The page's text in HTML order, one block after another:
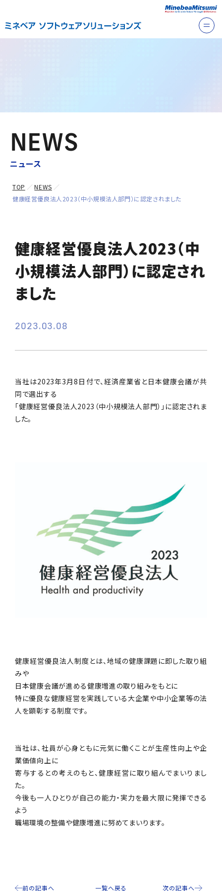
NEWS
ニュース
TOP
NEWS
健康経営優良法人2023（中小規模法人部門）に認定されました
健康経営優良法人2023（中
小規模法人部門）に認定され
ました
2023.03.08
当社は2023年3月8日付で、経済産業省と日本健康会議が共
同で選出する
「健康経営優良法人2023（中小規模法人部門）」に認定されま
した。
健康経営優良法人制度とは、地域の健康課題に即した取り組
みや
日本健康会議が進める健康増進の取り組みをもとに
特に優良な健康経営を実践している大企業や中小企業等の法
人を顕彰する制度です。
当社は、社員が心身ともに元気に働くことが生産性向上や企
業価値向上に
寄与するとの考えのもと、健康経営に取り組んでまいりまし
た。
今後も一人ひとりが自己の能力・実力を最大限に発揮できる
よう
職場環境の整備や健康増進に努めてまいります。
前の記事へ 一覧へ戻る 次の記事へ